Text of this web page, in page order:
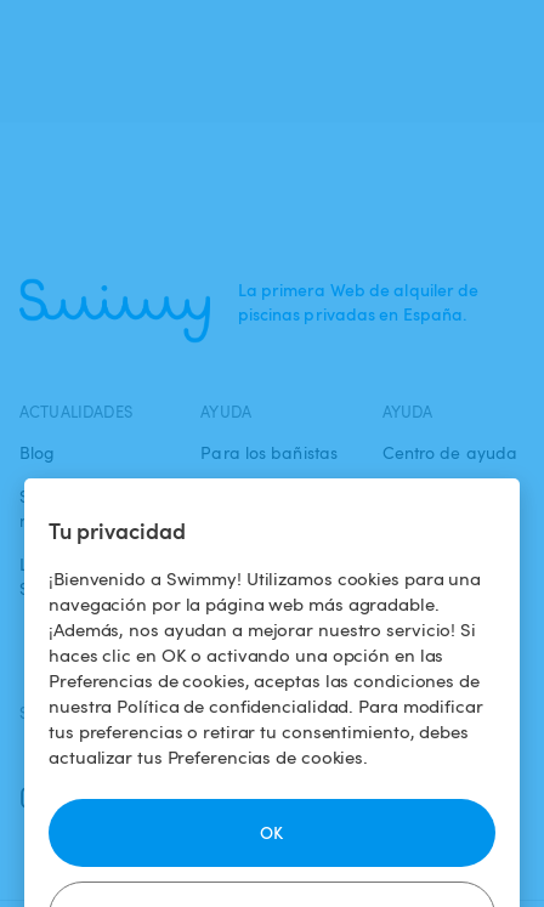
Tu privacidad
¡Bienvenido a Swimmy! Utilizamos cookies para una
navegación por la página web más agradable.
¡Además, nos ayudan a mejorar nuestro servicio! Si
haces clic en OK o activando una opción en las
Preferencias de cookies, aceptas las condiciones de
nuestra Política de confidencialidad. Para modificar
tus preferencias o retirar tu consentimiento, debes
actualizar tus Preferencias de cookies.
OK
La primera Web de alquiler de
piscinas privadas en España.
ACTUALIDADES
Blog
Swimmy en los
medios
La aventura
Swimmy
AYUDA
Para los bañistas
piscina
¿Cómo funciona?
AYUDA
Centro de ayuda
confidencialidad
Aviso legal
SÍGUENOS
Facebook
Instagram
DESCARGAR LA APP